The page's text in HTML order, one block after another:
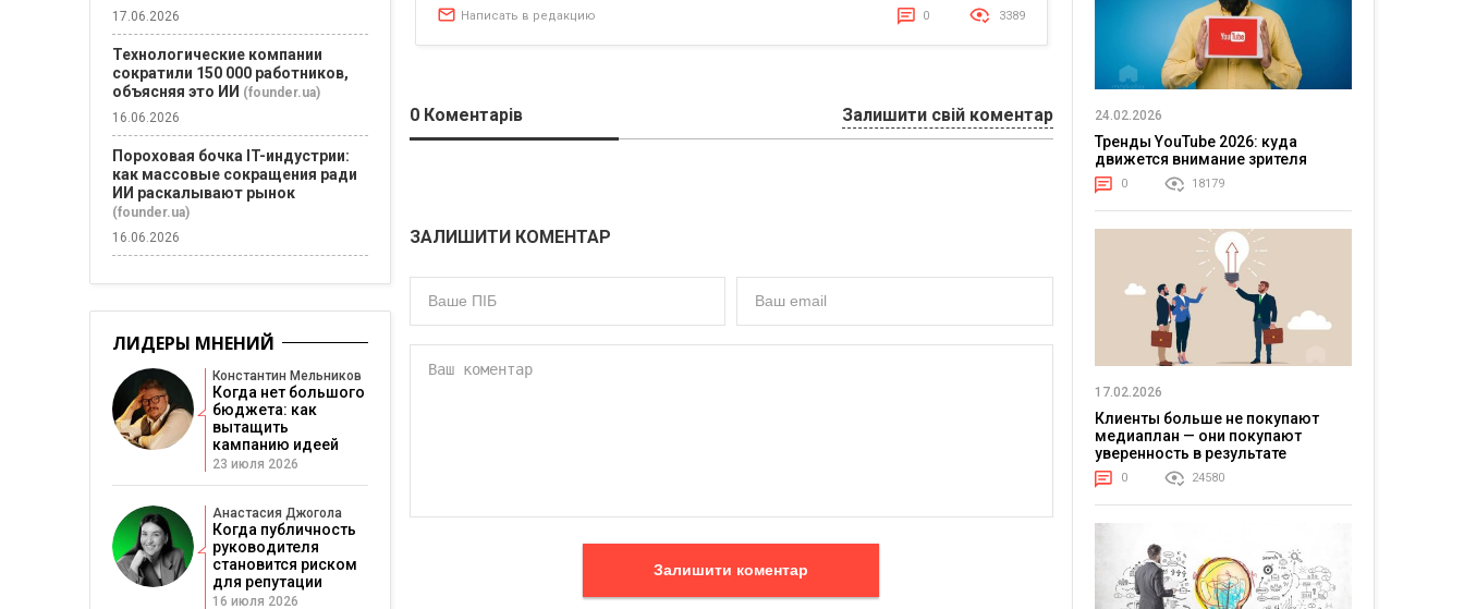
Написать в редакцию 0 3389
0 Коментарів Залишити свій коментар
ЗАЛИШИТИ КОМЕНТАР
Залишити коментар
17.06.2026
Технологические компании
сократили 150 000 работников,
объясняя это ИИ (founder.ua)
16.06.2026
Пороховая бочка IT-индустрии:
как массовые сокращения ради
ИИ раскалывают рынок
(founder.ua)
16.06.2026
ЛИДЕРЫ МНЕНИЙ
Константин Мельников
Когда нет большого
бюджета: как
вытащить
кампанию идеей
23 июля 2026
Анастасия Джогола
Когда публичность
руководителя
становится риском
для репутации
16 июля 2026
24.02.2026
Тренды YouTube 2026: куда
движется внимание зрителя
0 18179
17.02.2026
Клиенты больше не покупают
медиаплан — они покупают
уверенность в результате
0 24580